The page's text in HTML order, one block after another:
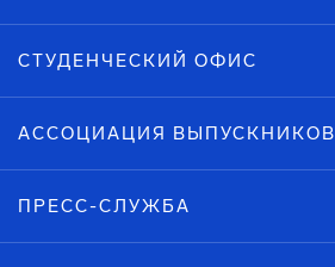
СТУДЕНЧЕСКИЙ ОФИС
АССОЦИАЦИЯ ВЫПУСКНИКОВ
ПРЕСС-СЛУЖБА